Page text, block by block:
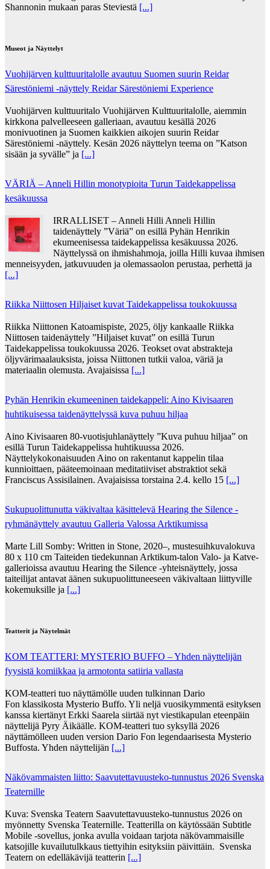
Shannonin mukaan paras Steviestä [...]
Museot ja Näyttelyt
Vuohijärven kulttuuritalolle avautuu Suomen suurin Reidar
Särestöniemi -näyttely Reidar Särestöniemi Experience
Vuohijärven kulttuuritalo Vuohijärven Kulttuuritalolle, aiemmin
kirkkona palvelleeseen galleriaan, avautuu kesällä 2026
monivuotinen ja Suomen kaikkien aikojen suurin Reidar
Särestöniemi -näyttely. Kesän 2026 näyttelyn teema on ”Katson
sisään ja syvälle” ja [...]
VÄRIÄ – Anneli Hillin monotypioita Turun Taidekappelissa
kesäkuussa
IRRALLISET – Anneli Hilli Anneli Hillin
taidenäyttely ”Väriä” on esillä Pyhän Henrikin
ekumeenisessa taidekappelissa kesäkuussa 2026.
Näyttelyssä on ihmishahmoja, joilla Hilli kuvaa ihmisen
menneisyyden, jatkuvuuden ja olemassaolon perustaa, perhettä ja
[...]
Riikka Niittosen Hiljaiset kuvat Taidekappelissa toukokuussa
Riikka Niittonen Katoamispiste, 2025, öljy kankaalle Riikka
Niittosen taidenäyttely ”Hiljaiset kuvat” on esillä Turun
Taidekappelissa toukokuussa 2026. Teokset ovat abstrakteja
öljyvärimaalauksista, joissa Niittonen tutkii valoa, väriä ja
materiaalin olemusta. Avajaisissa [...]
Pyhän Henrikin ekumeeninen taidekappeli: Aino Kivisaaren
huhtikuisessa taidenäyttelyssä kuva puhuu hiljaa
Aino Kivisaaren 80-vuotisjuhlanäyttely ”Kuva puhuu hiljaa” on
esillä Turun Taidekappelissa huhtikuussa 2026.
Näyttelykokonaisuuden Aino on rakentanut kappelin tilaa
kunnioittaen, pääteemoinaan meditatiiviset abstraktiot sekä
Franciscus Assisilainen. Avajaisissa torstaina 2.4. kello 15 [...]
Sukupuolittunutta väkivaltaa käsittelevä Hearing the Silence -
ryhmänäyttely avautuu Galleria Valossa Arktikumissa
Marte Lill Somby: Written in Stone, 2020–, mustesuihkuvalokuva
80 x 110 cm Taiteiden tiedekunnan Arktikum-talon Valo- ja Katve-
gallerioissa avautuu Hearing the Silence -yhteisnäyttely, jossa
taiteilijat antavat äänen sukupuolittuneeseen väkivaltaan liittyville
kokemuksille ja [...]
Teatterit ja Näytelmät
KOM TEATTERI: MYSTERIO BUFFO – Yhden näyttelijän
fyysistä komiikkaa ja armotonta satiiria vallasta
KOM-teatteri tuo näyttämölle uuden tulkinnan Dario
Fon klassikosta Mysterio Buffo. Yli neljä vuosikymmentä esityksen
kanssa kiertänyt Erkki Saarela siirtää nyt viestikapulan eteenpäin
näyttelijä Pyry Äikäälle. KOM-teatteri tuo syksyllä 2026
näyttämölleen uuden version Dario Fon legendaarisesta Mysterio
Buffosta. Yhden näyttelijän [...]
Näkövammaisten liitto: Saavutettavuusteko-tunnustus 2026 Svenska
Teaternille
Kuva: Svenska Teatern Saavutettavuusteko-tunnustus 2026 on
myönnetty Svenska Teaternille. Teatterilla on käytössään Subtitle
Mobile -sovellus, jonka avulla voidaan tarjota näkövammaisille
katsojille kuvailutulkkaus tiettyihin esityksiin päivittäin. Svenska
Teatern on edelläkävijä teatterin [...]